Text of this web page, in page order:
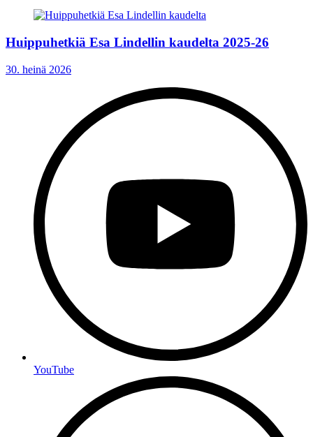
Huippuhetkiä Esa Lindellin kaudelta 2025-26
30. heinä 2026
YouTube